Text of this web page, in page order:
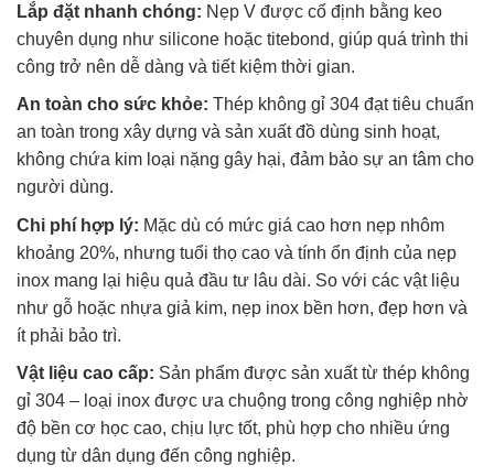
Lắp đặt nhanh chóng: Nẹp V được cố định bằng keo
chuyên dụng như silicone hoặc titebond, giúp quá trình thi
công trở nên dễ dàng và tiết kiệm thời gian.
An toàn cho sức khỏe: Thép không gỉ 304 đạt tiêu chuẩn
an toàn trong xây dựng và sản xuất đồ dùng sinh hoạt,
không chứa kim loại nặng gây hại, đảm bảo sự an tâm cho
người dùng.
Chi phí hợp lý: Mặc dù có mức giá cao hơn nẹp nhôm
khoảng 20%, nhưng tuổi thọ cao và tính ổn định của nẹp
inox mang lại hiệu quả đầu tư lâu dài. So với các vật liệu
như gỗ hoặc nhựa giả kim, nẹp inox bền hơn, đẹp hơn và
ít phải bảo trì.
Vật liệu cao cấp: Sản phẩm được sản xuất từ thép không
gỉ 304 – loại inox được ưa chuộng trong công nghiệp nhờ
độ bền cơ học cao, chịu lực tốt, phù hợp cho nhiều ứng
dụng từ dân dụng đến công nghiệp.